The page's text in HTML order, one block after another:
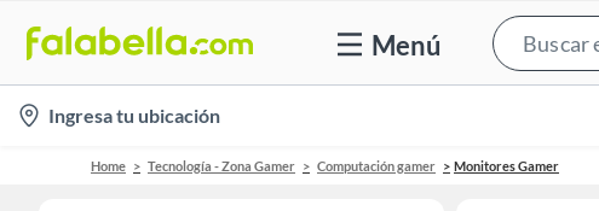
Menú
location-
icon
Ingresa tu ubicación
Home Tecnología - Zona Gamer Computación gamer Monitores Gamer